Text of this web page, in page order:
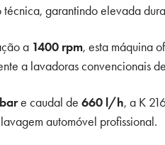
garantindo elevada
a 1400 rpm, esta máquina
a lavadoras convencionais
e caudal de 660 l/h, a K
automóvel profissional.